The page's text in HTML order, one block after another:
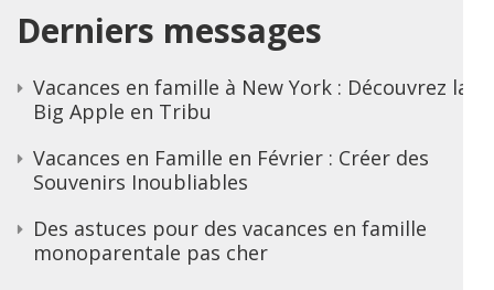
Derniers messages
Vacances en famille à New York : Découvrez la
Big Apple en Tribu
Vacances en Famille en Février : Créer des
Souvenirs Inoubliables
Des astuces pour des vacances en famille
monoparentale pas cher